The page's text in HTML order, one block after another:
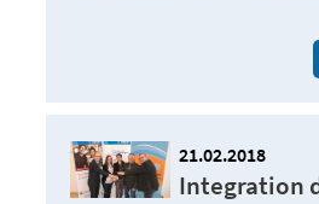
21.02.2018
Integration